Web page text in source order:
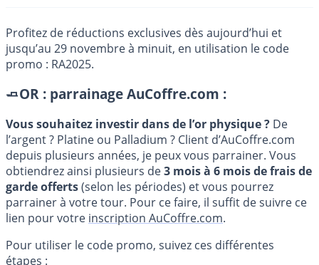
Profitez de réductions exclusives dès aujourd’hui et
jusqu’au 29 novembre à minuit, en utilisation le code
promo : RA2025.
🧈OR : parrainage AuCoffre.com :
Vous souhaitez investir dans de l’or physique ? De
l’argent ? Platine ou Palladium ? Client d’AuCoffre.com
depuis plusieurs années, je peux vous parrainer. Vous
obtiendrez ainsi plusieurs de3 mois à 6 mois de frais de
garde offerts(selon les périodes) et vous pourrez
parrainer à votre tour. Pour ce faire, il suffit de suivre ce
lien pour votre inscription AuCoffre.com.
Pour utiliser le code promo, suivez ces différentes
étapes :